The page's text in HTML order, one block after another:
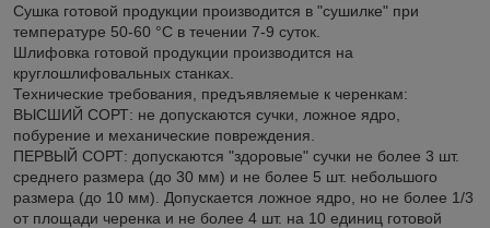
Сушка готовой продукции производится в "сушилке" при
температуре 50-60 °С в течении 7-9 суток.
Шлифовка готовой продукции производится на
круглошлифовальных станках.
Технические требования, предъявляемые к черенкам:
ВЫСШИЙ СОРТ: не допускаются сучки, ложное ядро,
побурение и механические повреждения.
ПЕРВЫЙ СОРТ: допускаются "здоровые" сучки не более 3 шт.
среднего размера (до 30 мм) и не более 5 шт. небольшого
размера (до 10 мм). Допускается ложное ядро, но не более 1/3
от площади черенка и не более 4 шт. на 10 единиц готовой